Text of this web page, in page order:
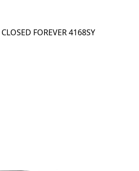
FOREVER 4168SY